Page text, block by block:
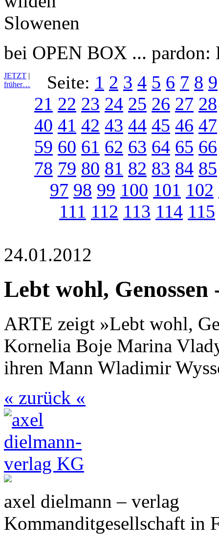
bei OPEN BOX ... pardon:
JETZT |
früher…
Seite: 1 2 3 4 5 6 7 8 9
21 22 23 24 25 26 27 28
40 41 42 43 44 45 46 47
59 60 61 62 63 64 65 66
78 79 80 81 82 83 84 85
97 98 99 100 101 102
111 112 113 114 115
24.01.2012
Lebt wohl,
ARTE zeigt »Lebt wohl,
Kornelia Boje Marina
ihren Mann Wladimir
« zurück «
axel dielmann – verlag
Kommanditgesellschaft in